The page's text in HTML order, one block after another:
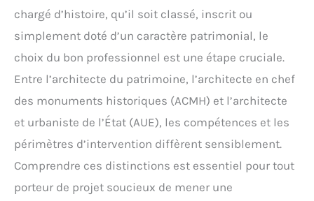
chargé d’histoire, qu’il soit classé, inscrit ou
simplement doté d’un caractère patrimonial, le
choix du bon professionnel est une étape cruciale.
Entre l’architecte du patrimoine, l’architecte en chef
des monuments historiques (ACMH) et l’architecte
et urbaniste de l’État (AUE), les compétences et les
périmètres d’intervention diffèrent sensiblement.
Comprendre ces distinctions est essentiel pour tout
porteur de projet soucieux de mener une